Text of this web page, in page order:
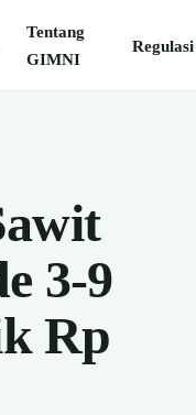
Tentang
GIMNI
Regulasi
3-9
Rp